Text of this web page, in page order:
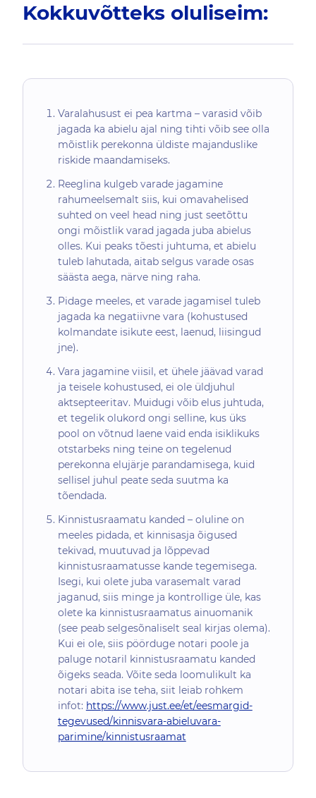
Kokkuvõtteks oluliseim:
Varalahusust ei pea kartma – varasid võib
jagada ka abielu ajal ning tihti võib see olla
mõistlik perekonna üldiste majanduslike
riskide maandamiseks.
Reeglina kulgeb varade jagamine
rahumeelsemalt siis, kui omavahelised
suhted on veel head ning just seetõttu
ongi mõistlik varad jagada juba abielus
olles. Kui peaks tõesti juhtuma, et abielu
tuleb lahutada, aitab selgus varade osas
säästa aega, närve ning raha.
Pidage meeles, et varade jagamisel tuleb
jagada ka negatiivne vara (kohustused
kolmandate isikute eest, laenud, liisingud
jne).
Vara jagamine viisil, et ühele jäävad varad
ja teisele kohustused, ei ole üldjuhul
aktsepteeritav. Muidugi võib elus juhtuda,
et tegelik olukord ongi selline, kus üks
pool on võtnud laene vaid enda isiklikuks
otstarbeks ning teine on tegelenud
perekonna elujärje parandamisega, kuid
sellisel juhul peate seda suutma ka
tõendada.
Kinnistusraamatu kanded – oluline on
meeles pidada, et kinnisasja õigused
tekivad, muutuvad ja lõppevad
kinnistusraamatusse kande tegemisega.
Isegi, kui olete juba varasemalt varad
jaganud, siis minge ja kontrollige üle, kas
olete ka kinnistusraamatus ainuomanik
(see peab selgesõnaliselt seal kirjas olema).
Kui ei ole, siis pöörduge notari poole ja
paluge notaril kinnistusraamatu kanded
õigeks seada. Võite seda loomulikult ka
notari abita ise teha, siit leiab rohkem
infot: https://www.just.ee/et/eesmargid-
tegevused/kinnisvara-abieluvara-
parimine/kinnistusraamat